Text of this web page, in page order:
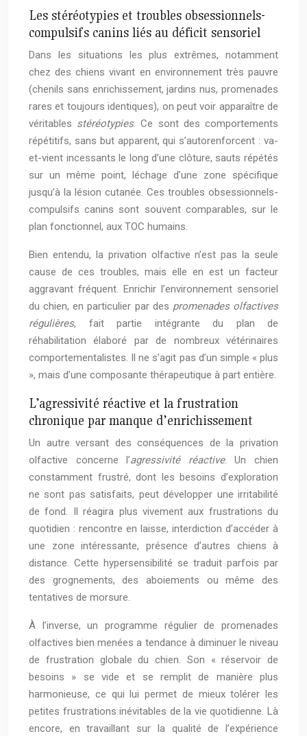
Les stéréotypies et troubles obsessionnels-
compulsifs canins liés au déficit sensoriel
Dans les situations les plus extrêmes, notamment
chez des chiens vivant en environnement très pauvre
(chenils sans enrichissement, jardins nus, promenades
rares et toujours identiques), on peut voir apparaître de
véritables stéréotypies. Ce sont des comportements
répétitifs, sans but apparent, qui s’autorenforcent : va-
et-vient incessants le long d’une clôture, sauts répétés
sur un même point, léchage d’une zone spécifique
jusqu’à la lésion cutanée. Ces troubles obsessionnels-
compulsifs canins sont souvent comparables, sur le
plan fonctionnel, aux TOC humains.
Bien entendu, la privation olfactive n’est pas la seule
cause de ces troubles, mais elle en est un facteur
aggravant fréquent. Enrichir l’environnement sensoriel
du chien, en particulier par des promenades olfactives
régulières, fait partie intégrante du plan de
réhabilitation élaboré par de nombreux vétérinaires
comportementalistes. Il ne s’agit pas d’un simple « plus
», mais d’une composante thérapeutique à part entière.
L’agressivité réactive et la frustration
chronique par manque d’enrichissement
Un autre versant des conséquences de la privation
olfactive concerne l’agressivité réactive. Un chien
constamment frustré, dont les besoins d’exploration
ne sont pas satisfaits, peut développer une irritabilité
de fond. Il réagira plus vivement aux frustrations du
quotidien : rencontre en laisse, interdiction d’accéder à
une zone intéressante, présence d’autres chiens à
distance. Cette hypersensibilité se traduit parfois par
des grognements, des aboiements ou même des
tentatives de morsure.
À l’inverse, un programme régulier de promenades
olfactives bien menées a tendance à diminuer le niveau
de frustration globale du chien. Son « réservoir de
besoins » se vide et se remplit de manière plus
harmonieuse, ce qui lui permet de mieux tolérer les
petites frustrations inévitables de la vie quotidienne. Là
encore, en travaillant sur la qualité de l’expérience